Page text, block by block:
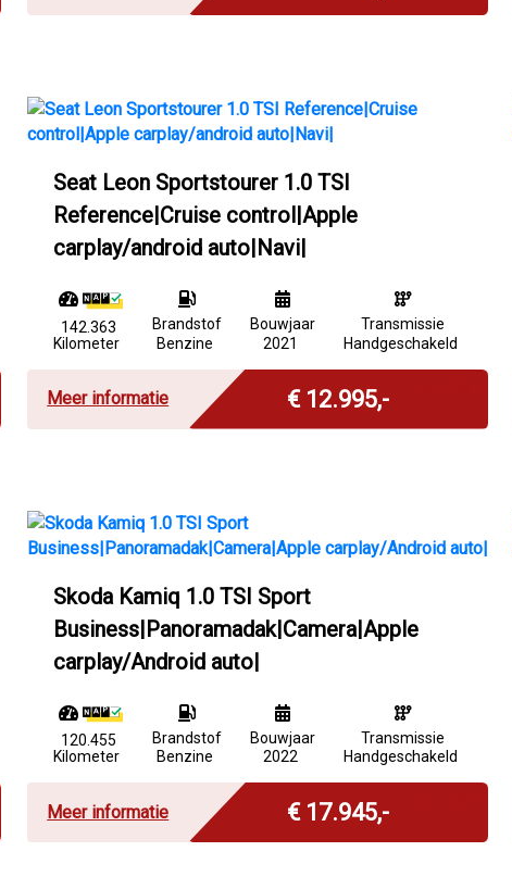
Seat Leon Sportstourer 1.0 TSI
Reference|Cruise control|Apple
carplay/android auto|Navi|
142.363
Kilometer
Brandstof
Benzine
Bouwjaar
2021
Transmissie
Handgeschakeld
Meer informatie € 12.995,-
Skoda Kamiq 1.0 TSI Sport
Business|Panoramadak|Camera|Apple
carplay/Android auto|
120.455
Kilometer
Brandstof
Benzine
Bouwjaar
2022
Transmissie
Handgeschakeld
Meer informatie € 17.945,-